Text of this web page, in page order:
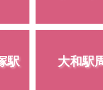
駅 大和駅